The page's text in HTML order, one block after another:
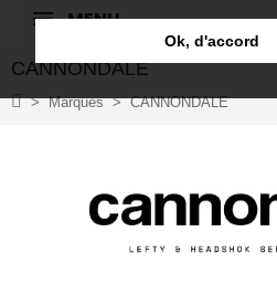
Ok, d'accord
MENU
CANNONDALE
Marques CANNONDALE